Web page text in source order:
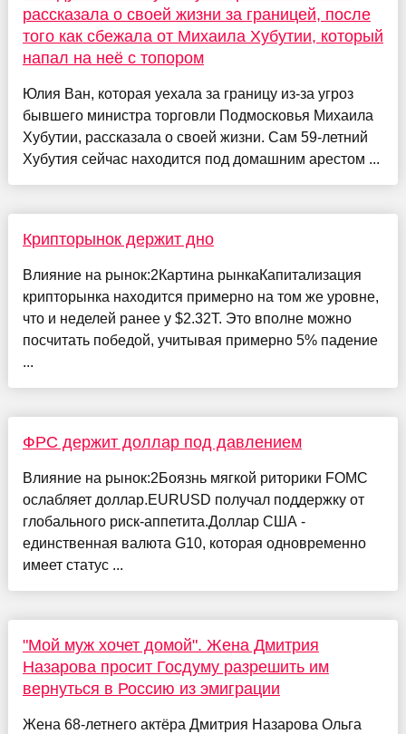
рассказала о своей жизни за границей, после
того как сбежала от Михаила Хубутии, который
напал на неё с топором
Юлия Ван, которая уехала за границу из-за угроз
бывшего министра торговли Подмосковья Михаила
Хубутии, рассказала о своей жизни. Сам 59-летний
Хубутия сейчас находится под домашним арестом ...
Крипторынок держит дно
Влияние на рынок:2Картина рынкаКапитализация
крипторынка находится примерно на том же уровне,
что и неделей ранее у $2.32T. Это вполне можно
посчитать победой, учитывая примерно 5% падение
...
ФРС держит доллар под давлением
Влияние на рынок:2Боязнь мягкой риторики FOMC
ослабляет доллар.EURUSD получал поддержку от
глобального риск-аппетита.Доллар США -
единственная валюта G10, которая одновременно
имеет статус ...
"Мой муж хочет домой". Жена Дмитрия
Назарова просит Госдуму разрешить им
вернуться в Россию из эмиграции
Жена 68-летнего актёра Дмитрия Назарова Ольга